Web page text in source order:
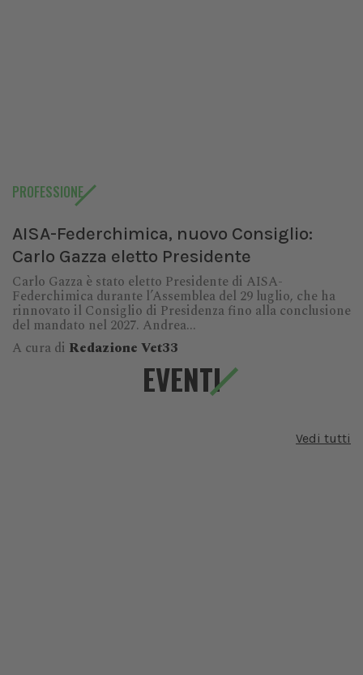
PROFESSIONE
AISA-Federchimica, nuovo Consiglio:
Carlo Gazza eletto Presidente
Carlo Gazza è stato eletto Presidente di AISA-
Federchimica durante l’Assemblea del 29 luglio, che ha
rinnovato il Consiglio di Presidenza fino alla conclusione
del mandato nel 2027. Andrea...
A cura di Redazione Vet33
EVENTI
Vedi tutti